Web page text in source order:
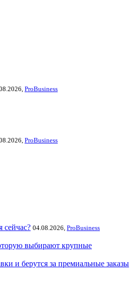
ProBusiness
ProBusiness
сейчас? 04.08.2026, ProBusiness
выбирают крупные
и берутся за премиальные заказы